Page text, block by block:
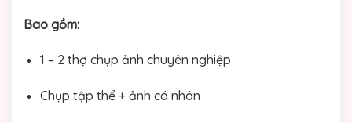
Bao gồm:
1 – 2 thợ chụp ảnh chuyên nghiệp
Chụp tập thể + ảnh cá nhân